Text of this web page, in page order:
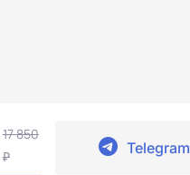
17 850
₽
Telegram